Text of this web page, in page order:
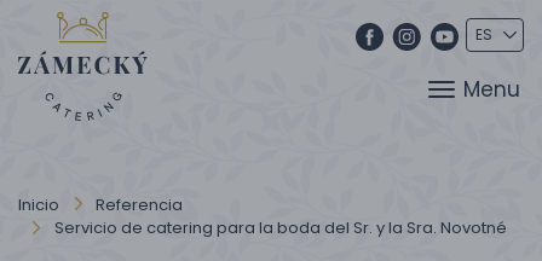
Menu
Inicio
Referencia
Servicio de catering para la boda del Sr. y la Sra. Novotné